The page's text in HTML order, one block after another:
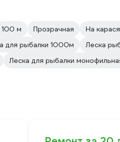
100 м Прозрачная На
для рыбалки 1000м Леска
Леска для рыбалки